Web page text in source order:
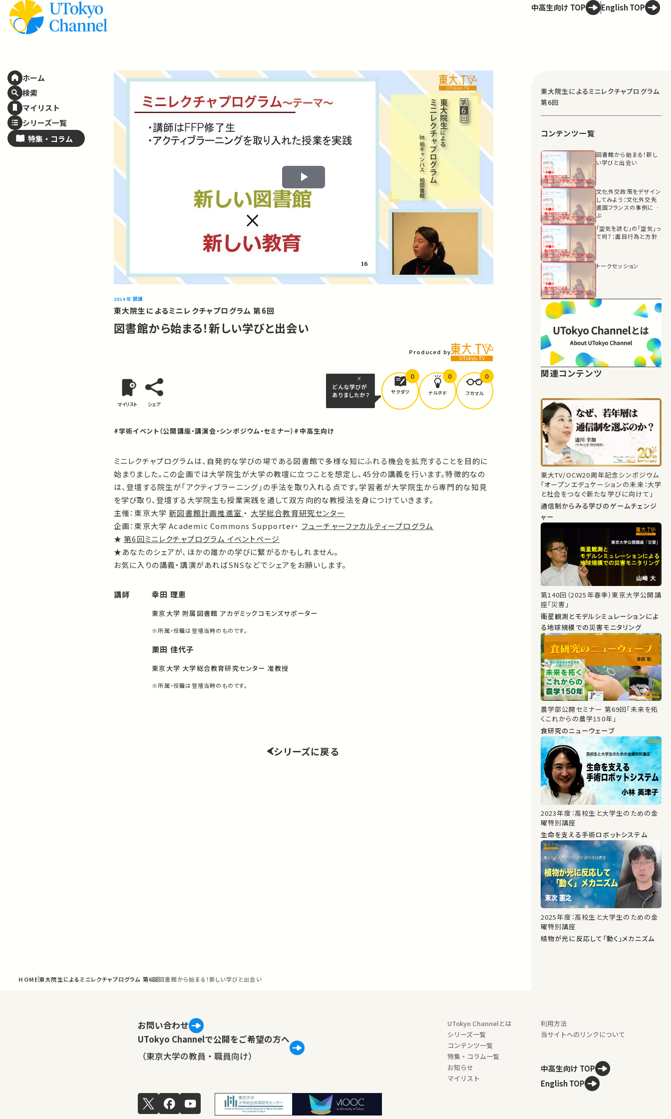
ホーム
検索
マイリスト
シリーズ一覧
特集・ コラム
中高生向け TOP English TOP
Play
Video
2016年 開講
東大院生によるミニレクチャプログラム 第6回
図書館から始まる！新しい学びと出会い
Produced by
マイリスト シェア
どんな学びが
ありましたか？
ヤクダツ
0
ナルホド
0
フカマル
0
#学術イベント（公開講座・講演会・シンポジウム・セミナー） #中高生向け
ミニレクチャプログラムは、自発的な学びの場である図書館で多様な知にふれる機会を拡充することを目的に
始まりました。この企画では大学院生が大学の教壇に立つことを想定し、45分の講義を行います。特徴的なの
は、登壇する院生が「アクティブラーニング」の手法を取り入れる点です。学習者が大学院生から専門的な知見
を学び取り、登壇する大学院生も授業実践を通して双方向的な教授法を身につけていきます。
主催：東京大学 新図書館計画推進室 ・ 大学総合教育研究センター
企画：東京大学 Academic Commons Supporter・ フューチャーファカルティープログラム
★第6回ミニレクチャプログラム イベントページ
★あなたのシェアが、ほかの誰かの学びに繋がるかもしれません。
お気に入りの講義・講演があればSNSなどでシェアをお願いします。
講師 幸田 理恵
東京大学 附属図書館 アカデミックコモンズサポーター
※所属・役職は登壇当時のものです。
栗田 佳代子
東京大学 大学総合教育研究センター 准教授
※所属・役職は登壇当時のものです。
シリーズに戻る
HOME東大院生によるミニレクチャプログラム 第6回図書館から始まる！新しい学びと出会い
東大院生によるミニレクチャプログラム
第6回
コンテンツ一覧
図書館から始まる！新し
い学びと出会い
文化外交政策をデザイン
してみよう：文化外交先
進国フランスの事例に学
ぶ
「空気を読む」の「空気」っ
て何？：面目行為と方針
トークセッション
関連コンテンツ
東大TV/OCW20周年記念シンポジウム
「オープンエデュケーションの未来：大学
と社会をつなぐ新たな学びに向けて」
通信制からみる学びのゲームチェンジ
ャー
第140回（2025年春季）東京大学公開講
座「災害」
衛星観測とモデルシミュレーションによ
る地球規模での災害モニタリング
農学部公開セミナー 第69回「未来を拓
くこれからの農学150年」
食研究のニューウェーブ
2023年度：高校生と大学生のための金
曜特別講座
生命を支える手術ロボットシステム
2025年度：高校生と大学生のための金
曜特別講座
植物が光に反応して「動く」メカニズム
お問い合わせ
UTokyo Channelで公開をご希望の方へ
（東京大学の教員・職員向け）
UTokyo Channelとは
シリーズ一覧
コンテンツ一覧
特集・コラム一覧
お知らせ
マイリスト
利用方法
当サイトへのリンクについて
中高生向け TOP
English TOP